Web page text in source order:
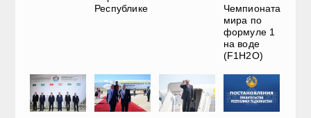
Республике
Чемпионата
мира по
формуле 1
на воде
(F1H2O)